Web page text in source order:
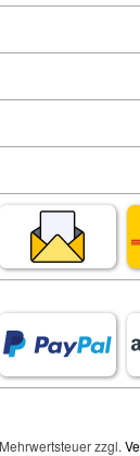
zzgl.